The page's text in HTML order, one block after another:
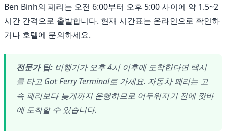
Ben Binh의 페리는 오전 6:00부터 오후 5:00 사이에 약 1.5~2
시간 간격으로 출발합니다. 현재 시간표는 온라인으로 확인하
거나 호텔에 문의하세요.
전문가 팁: 비행기가 오후 4시 이후에 도착한다면 택시
를 타고 Got Ferry Terminal로 가세요. 자동차 페리는 고
속 페리보다 늦게까지 운행하므로 어두워지기 전에 깟바
에 도착할 수 있습니다.